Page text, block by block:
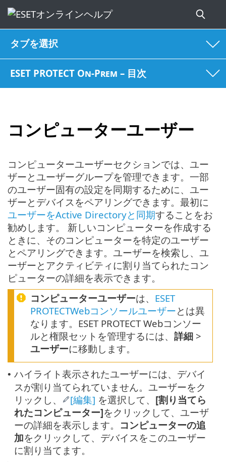
タブを選択
ESET PROTECT On-Prem – 目次
コンピューターユーザー
コンピューターユーザーセクションでは、ユー
ザーとユーザーグループを管理できます。一部
のユーザー固有の設定を同期するために、ユー
ザーとデバイスをペアリングできます。最初に
ユーザーをActive Directoryと同期することをお
勧めします。 新しいコンピューターを作成する
ときに、そのコンピューターを特定のユーザー
とペアリングできます。ユーザーを検索し、ユ
ーザーとアクティビティに割り当てられたコン
ピューターの詳細を表示できます。
コンピューターユーザーは、 ESET
PROTECTWebコンソールユーザーとは異
なります。ESET PROTECT Webコンソー
ルと権限セットを管理するには、 詳細 >
ユーザーに移動します。
• ハイライト表示されたユーザーには、デバイ
スが割り当てられていません。ユーザーをク
リックし、
[編集] を選択して、 [割り当てら
れたコンピューター]をクリックして、ユーザ
ーの詳細を表示します。 コンピューターの追
加をクリックして、デバイスをこのユーザー
に割り当てます。